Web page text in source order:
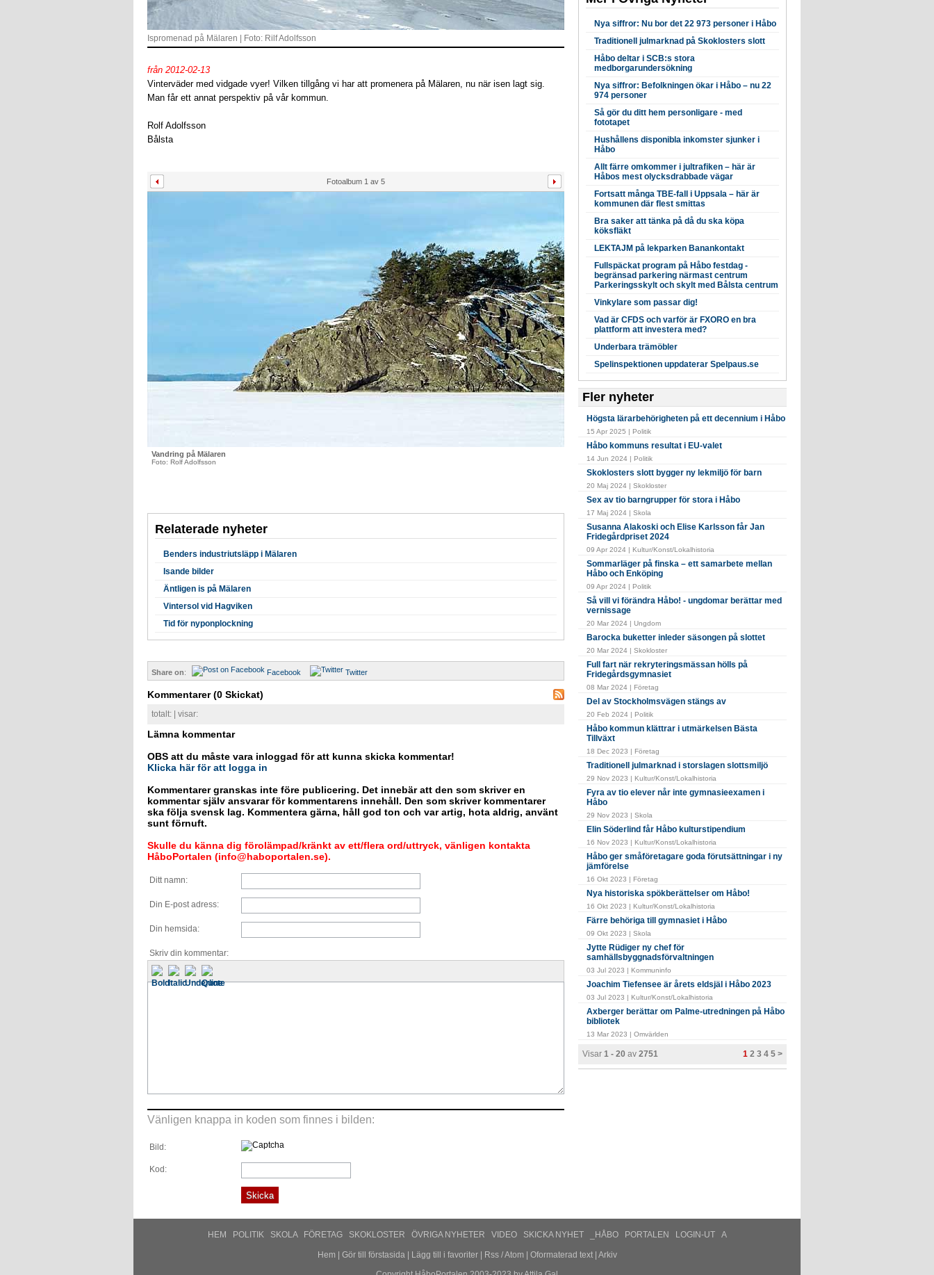
Ispromenad på Mälaren | Foto: Rilf Adolfsson
från 2012-02-13
Vinterväder med vidgade vyer! Vilken tillgång vi har att promenera på Mälaren, nu när isen lagt sig.
Man får ett annat perspektiv på vår kommun.
Rolf Adolfsson
Bålsta
Fotoalbum 1 av 5
Vandring på Mälaren
Foto: Rolf Adolfsson
Foto: Rolf Adolfsson
Relaterade nyheter
Benders industriutsläpp i Mälaren
Isande bilder
Äntligen is på Mälaren
Vintersol vid Hagviken
Tid för nyponplockning
Share on: Facebook Twitter
Kommentarer(0 Skickat)
totalt: | visar:
Lämna kommentar
OBS att du måste vara inloggad för att kunna skicka kommentar!
Klicka här för att logga in
Kommentarer granskas inte före publicering. Det innebär att den som skriver en
kommentar själv ansvarar för kommentarens innehåll. Den som skriver kommentarer
ska följa svensk lag. Kommentera gärna, håll god ton och var artig, hota aldrig, använt
sunt förnuft.
Skulle du känna dig förolämpad/kränkt av ett/flera ord/uttryck, vänligen kontakta
HåboPortalen (info@haboportalen.se).
Ditt namn:
Din E-post adress:
Din hemsida:
Skriv din kommentar:
Vänligen knappa in koden som finnes i bilden:
Bild:
Kod:
Nya siffror: Nu bor det 22 973 personer i Håbo
Traditionell julmarknad på Skoklosters slott
Håbo deltar i SCB:s stora
medborgarundersökning
Nya siffror: Befolkningen ökar i Håbo – nu 22
974 personer
Så gör du ditt hem personligare - med
fototapet
Hushållens disponibla inkomster sjunker i
Håbo
Allt färre omkommer i jultrafiken – här är
Håbos mest olycksdrabbade vägar
Fortsatt många TBE-fall i Uppsala – här är
kommunen där flest smittas
Bra saker att tänka på då du ska köpa
köksfläkt
LEKTAJM på lekparken Banankontakt
Fullspäckat program på Håbo festdag -
begränsad parkering närmast centrum
Parkeringsskylt och skylt med Bålsta centrum
Vinkylare som passar dig!
Vad är CFDS och varför är FXORO en bra
plattform att investera med?
Underbara trämöbler
Spelinspektionen uppdaterar Spelpaus.se
Fler nyheter
Högsta lärarbehörigheten på ett decennium i Håbo
15 Apr 2025 | Politik
Håbo kommuns resultat i EU-valet
14 Jun 2024 | Politik
Skoklosters slott bygger ny lekmiljö för barn
20 Maj 2024 | Skokloster
Sex av tio barngrupper för stora i Håbo
17 Maj 2024 | Skola
Susanna Alakoski och Elise Karlsson får Jan
Fridegårdpriset 2024
09 Apr 2024 | Kultur/Konst/Lokalhistoria
Sommarläger på finska – ett samarbete mellan
Håbo och Enköping
09 Apr 2024 | Politik
Så vill vi förändra Håbo! - ungdomar berättar med
vernissage
20 Mar 2024 | Ungdom
Barocka buketter inleder säsongen på slottet
20 Mar 2024 | Skokloster
Full fart när rekryteringsmässan hölls på
Fridegårdsgymnasiet
08 Mar 2024 | Företag
Del av Stockholmsvägen stängs av
20 Feb 2024 | Politik
Håbo kommun klättrar i utmärkelsen Bästa
Tillväxt
18 Dec 2023 | Företag
Traditionell julmarknad i storslagen slottsmiljö
29 Nov 2023 | Kultur/Konst/Lokalhistoria
Fyra av tio elever når inte gymnasieexamen i
Håbo
29 Nov 2023 | Skola
Elin Söderlind får Håbo kulturstipendium
16 Nov 2023 | Kultur/Konst/Lokalhistoria
Håbo ger småföretagare goda förutsättningar i ny
jämförelse
16 Okt 2023 | Företag
Nya historiska spökberättelser om Håbo!
16 Okt 2023 | Kultur/Konst/Lokalhistoria
Färre behöriga till gymnasiet i Håbo
09 Okt 2023 | Skola
Jytte Rüdiger ny chef för
samhällsbyggnadsförvaltningen
03 Jul 2023 | Kommuninfo
Joachim Tiefensee är årets eldsjäl i Håbo 2023
03 Jul 2023 | Kultur/Konst/Lokalhistoria
Axberger berättar om Palme-utredningen på Håbo
bibliotek
13 Mar 2023 | Omvärlden
1 2 3 4 5 >
Visar 1 - 20 av 2751
HEM POLITIK SKOLA FÖRETAG SKOKLOSTER ÖVRIGA NYHETER VIDEO SKICKA NYHET _HÅBO PORTALEN LOGIN-UT A
Hem Gör till förstasida| Lägg till i favoriter| Rss/Atom Oformaterad text| Arkiv